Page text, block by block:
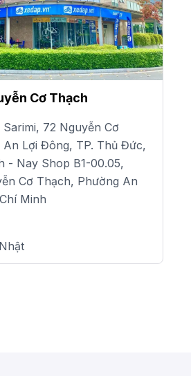
Cơ Thạch
72 Nguyễn Cơ
Lợi Đông, TP. Thủ Đức,
- Nay Shop B1-00.05,
Cơ Thạch, Phường An
Minh